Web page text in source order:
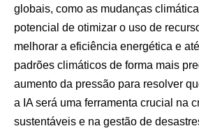
globais, como as mudanças
potencial de otimizar o uso de
melhorar a eficiência energética e
padrões climáticos de forma mais
aumento da pressão para resolver
a IA será uma ferramenta crucial na
sustentáveis e na gestão de